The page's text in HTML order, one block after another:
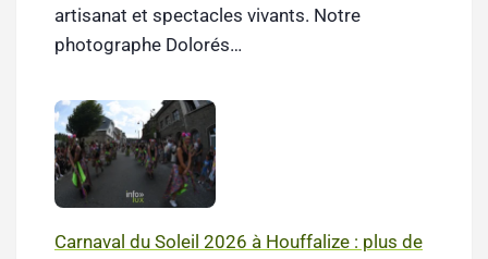
artisanat et spectacles vivants. Notre
photographe Dolorés…
Carnaval du Soleil 2026 à Houffalize : plus de